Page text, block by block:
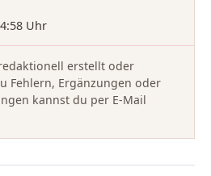
Uhr
erstellt oder
Fehlern, Ergänzungen oder
kannst du per E-Mail